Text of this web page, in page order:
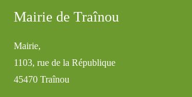
Mairie de Traînou
Mairie,
1103, rue de la République
45470 Traînou